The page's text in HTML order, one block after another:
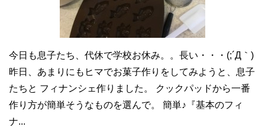
今日も息子たち、代休で学校お休み。。長い・・・(;´Д｀)
昨日、あまりにもヒマでお菓子作りをしてみようと、息子
たちと フィナンシェ作りました。 クックパッドから一番
作り方が簡単そうなものを選んで。 簡単♪『基本のフィ
ナ...